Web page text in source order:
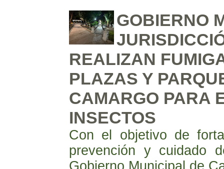
GOBIERNO
REALIZAN
PLAZAS Y
CAMARGO PARA
INSECTOS
Con el objetivo de
prevención y cuidado
Gobierno Municipal de